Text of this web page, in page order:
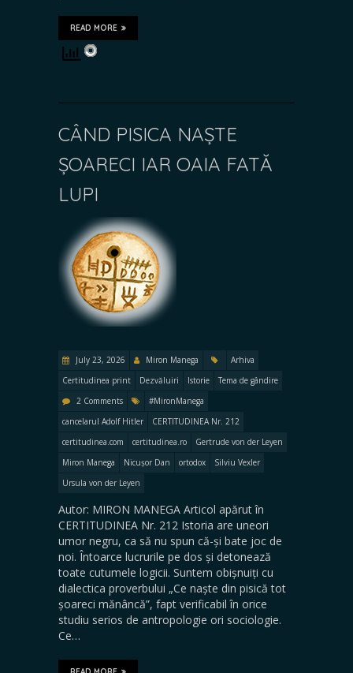
READ MORE
CÂND PISICA NAȘTE
ȘOARECI IAR OAIA FATĂ
LUPI
July 23, 2026 Miron Manega
Arhiva
Certitudinea print
Dezvăluiri Istorie
Tema de gândire
2 Comments
#MironManega
cancelarul Adolf Hitler
CERTITUDINEA Nr. 212
certitudinea.com
certitudinea.ro
Gertrude von der Leyen
Miron Manega
Nicușor Dan ortodox
Silviu Vexler
Ursula von der Leyen
Autor: MIRON MANEGA Articol apărut în
CERTITUDINEA Nr. 212 Istoria are uneori
umor negru, ca să nu spun că-și bate joc de
noi. Întoarce lucrurile pe dos și detonează
toate cutumele logicii. Suntem obișnuiți cu
dialectica proverbului „Ce naște din pisică tot
șoareci mănâncă”, fapt verificabil în orice
studiu serios de antropologie ori sociologie.
Ce…